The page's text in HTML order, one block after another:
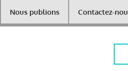
Nous publions Contactez-